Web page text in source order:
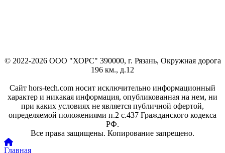
© 2022-2026 ООО "ХОРС" 390000, г. Рязань, Окружная дорога
196 км., д.12
Сайт hors-tech.com носит исключительно информационный
характер и никакая информация, опубликованная на нем, ни
при каких условиях не является публичной офертой,
определяемой положениями п.2 с.437 Гражданского кодекса
РФ.
Все права защищены. Копирование запрещено.
Главная